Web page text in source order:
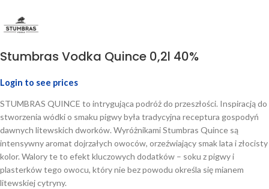
Stumbras Vodka Quince 0,2l 40%
Login to see prices
STUMBRAS QUINCE to intrygująca podróż do przeszłości. Inspiracją do
stworzenia wódki o smaku pigwy była tradycyjna receptura gospodyń
dawnych litewskich dworków. Wyróżnikami Stumbras Quince są
intensywny aromat dojrzałych owoców, orzeźwiający smak lata i złocisty
kolor. Walory te to efekt kluczowych dodatków – soku z pigwy i
plasterków tego owocu, który nie bez powodu określa się mianem
litewskiej cytryny.